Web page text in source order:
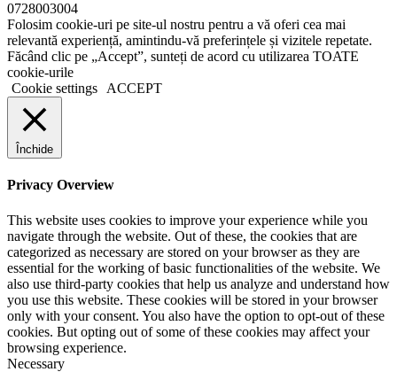
0728003004
Folosim cookie-uri pe site-ul nostru pentru a vă oferi cea mai
relevantă experiență, amintindu-vă preferințele și vizitele repetate.
Făcând clic pe „Accept”, sunteți de acord cu utilizarea TOATE
cookie-urile
Cookie settings
ACCEPT
Închide
Privacy Overview
This website uses cookies to improve your experience while you
navigate through the website. Out of these, the cookies that are
categorized as necessary are stored on your browser as they are
essential for the working of basic functionalities of the website. We
also use third-party cookies that help us analyze and understand how
you use this website. These cookies will be stored in your browser
only with your consent. You also have the option to opt-out of these
cookies. But opting out of some of these cookies may affect your
browsing experience.
Necessary